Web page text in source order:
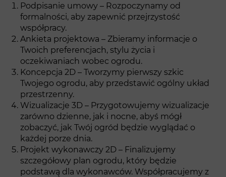
Podpisanie umowy – Rozpoczynamy od
formalności, aby zapewnić przejrzystość
współpracy.
Ankieta projektowa – Zbieramy informacje o
Twoich preferencjach, stylu życia i
oczekiwaniach wobec ogrodu.
Koncepcja 2D – Tworzymy pierwszy szkic
Twojego ogrodu, aby przedstawić ogólny układ
przestrzenny.
Wizualizacje 3D – Przygotowujemy wizualizacje
zarówno dzienne, jak i nocne, abyś mógł
zobaczyć, jak Twój ogród będzie wyglądać o
każdej porze dnia.
Projekt wykonawczy 2D – Finalizujemy
szczegółowy plan ogrodu, który będzie
podstawą dla wykonawców. Współpracujemy z